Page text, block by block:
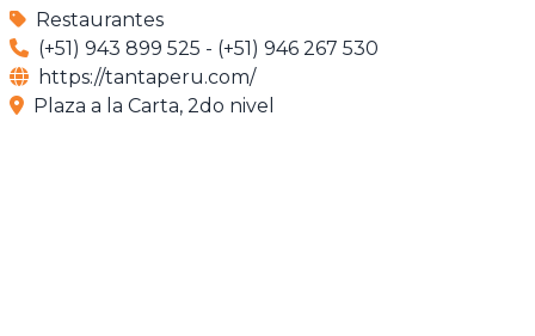
Restaurantes
(+51) 943 899 525 - (+51) 946 267 530
https://tantaperu.com/
Plaza a la Carta, 2do nivel